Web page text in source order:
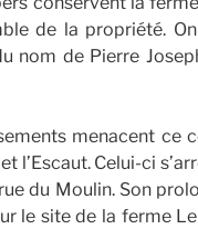
de la propriété.
nom de Pierre
menacent ce
l’Escaut. Celui-ci
du Moulin. Son
le site de la ferme